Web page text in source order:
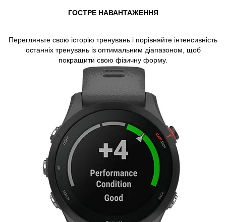
ГОСТРЕ НАВАНТАЖЕННЯ
Перегляньте свою історію тренувань і порівняйте інтенсивність
останніх тренувань із оптимальним діапазоном, щоб
покращити свою фізичну форму.